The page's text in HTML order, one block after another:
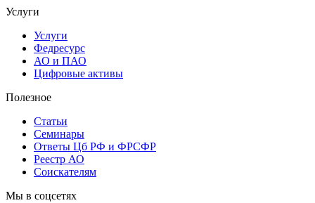
Услуги
Услуги
Федресурс
АО и ПАО
Цифровые активы
Полезное
Статьи
Cеминары
Ответы Цб РФ и ФРСФР
Реестр АО
Соискателям
Мы в соцсетях